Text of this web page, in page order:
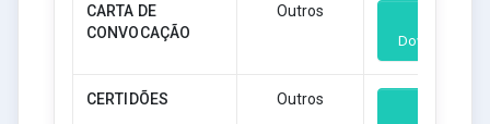
CARTA DE
CONVOCAÇÃO
Outros
Download
CERTIDÕES Outros